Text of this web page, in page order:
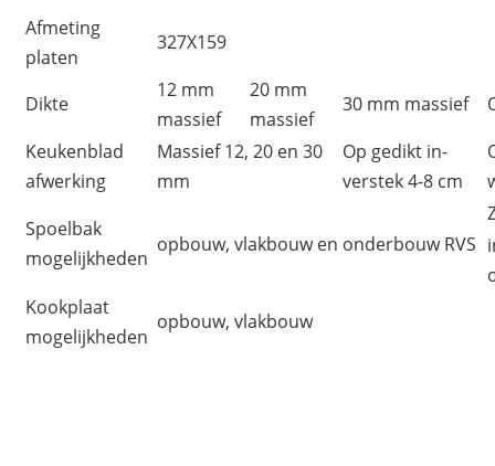
Afmeting
platen
327X159
Dikte
12 mm
massief
20 mm
massief
30 mm massief
Keukenblad
afwerking
Massief 12, 20 en 30
mm
Op gedikt in-
verstek 4-8 cm
Spoelbak
mogelijkheden
opbouw, vlakbouw en onderbouw RVS
Kookplaat
mogelijkheden
opbouw, vlakbouw